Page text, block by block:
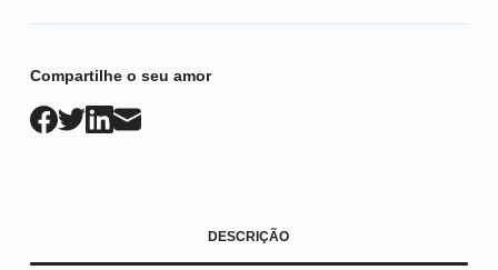
Compartilhe o seu amor
DESCRIÇÃO